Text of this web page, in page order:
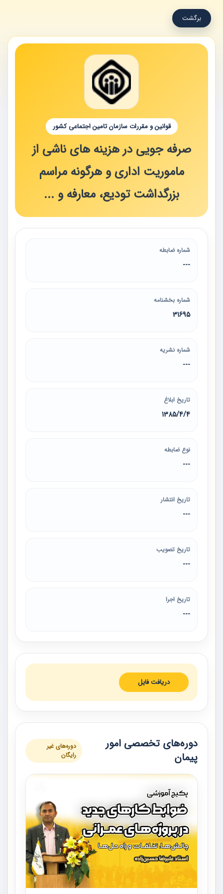
برگشت
قوانین و مقررات سازمان تامین اجتماعی کشور
صرفه جویی در هزینه های ناشی از
ماموریت اداری و هرگونه مراسم
بزرگداشت تودیع، معارفه و ...
شماره ضابطه
---
شماره بخشنامه
31695
شماره نشریه
---
تاریخ ابلاغ
1385/4/4
نوع ضابطه
---
تاریخ انتشار
---
تاریخ تصویب
---
تاریخ اجرا
---
دریافت فایل
دوره‌های تخصصی امور
پیمان
دوره‌های غیر
رایگان